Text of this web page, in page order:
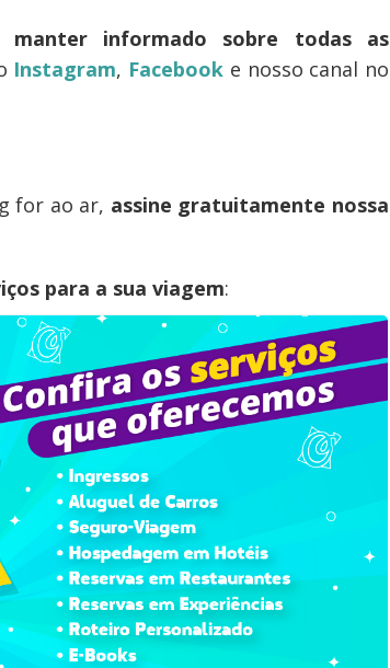
manter informado sobre todas as
Instagram, Facebook e nosso canal no
for ao ar, assine gratuitamente nossa
para a sua viagem: